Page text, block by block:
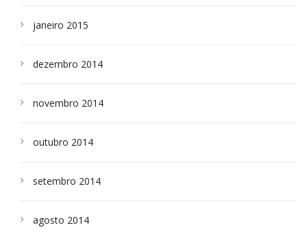
janeiro 2015
dezembro 2014
novembro 2014
outubro 2014
setembro 2014
agosto 2014